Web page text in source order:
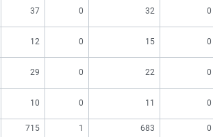
37 0 32 0
12 0 15 0
29 0 22 0
10 0 11 0
715 1 683 0